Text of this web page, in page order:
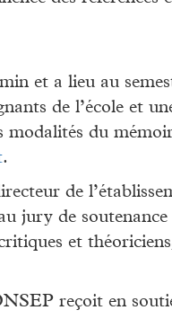
et a lieu au
de l’école et
modalités du
.
de
jury de
et
reçoit en